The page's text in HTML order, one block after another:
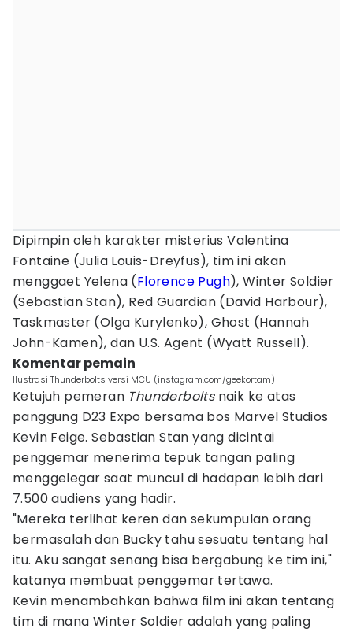
Dipimpin oleh karakter misterius Valentina
Fontaine (Julia Louis-Dreyfus), tim ini akan
menggaet Yelena (Florence Pugh), Winter Soldier
(Sebastian Stan), Red Guardian (David Harbour),
Taskmaster (Olga Kurylenko), Ghost (Hannah
John-Kamen), dan U.S. Agent (Wyatt Russell).
Komentar pemain
Ilustrasi Thunderbolts versi MCU (instagram.com/geekortam)
Ketujuh pemeran Thunderboltsnaik ke atas
panggung D23 Expo bersama bos Marvel Studios
Kevin Feige. Sebastian Stan yang dicintai
penggemar menerima tepuk tangan paling
menggelegar saat muncul di hadapan lebih dari
7.500 audiens yang hadir.
"Mereka terlihat keren dan sekumpulan orang
bermasalah dan Bucky tahu sesuatu tentang hal
itu. Aku sangat senang bisa bergabung ke tim ini,"
katanya membuat penggemar tertawa.
Kevin menambahkan bahwa film ini akan tentang
tim di mana Winter Soldier adalah yang paling